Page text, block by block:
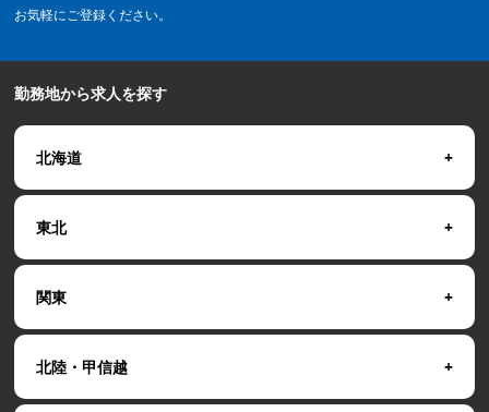
お気軽にご登録ください。
勤務地から求人を探す
北海道
東北
関東
北陸・甲信越